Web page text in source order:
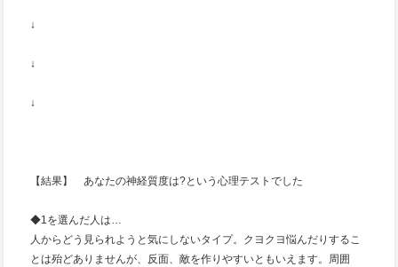
↓
↓
↓
【結果】 あなたの神経質度は?という心理テストでした
◆1を選んだ人は…
人からどう見られようと気にしないタイプ。クヨクヨ悩んだりするこ
とは殆どありませんが、反面、敵を作りやすいともいえます。周囲